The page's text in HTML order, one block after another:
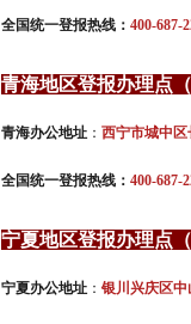
全国统一登报热线： 400-687-
青海地区登报办理点
青海办公地址 ： 西宁市城中
全国统一登报热线： 400-687-
宁夏地区登报办理点
宁夏办公地址 ： 银川兴庆区